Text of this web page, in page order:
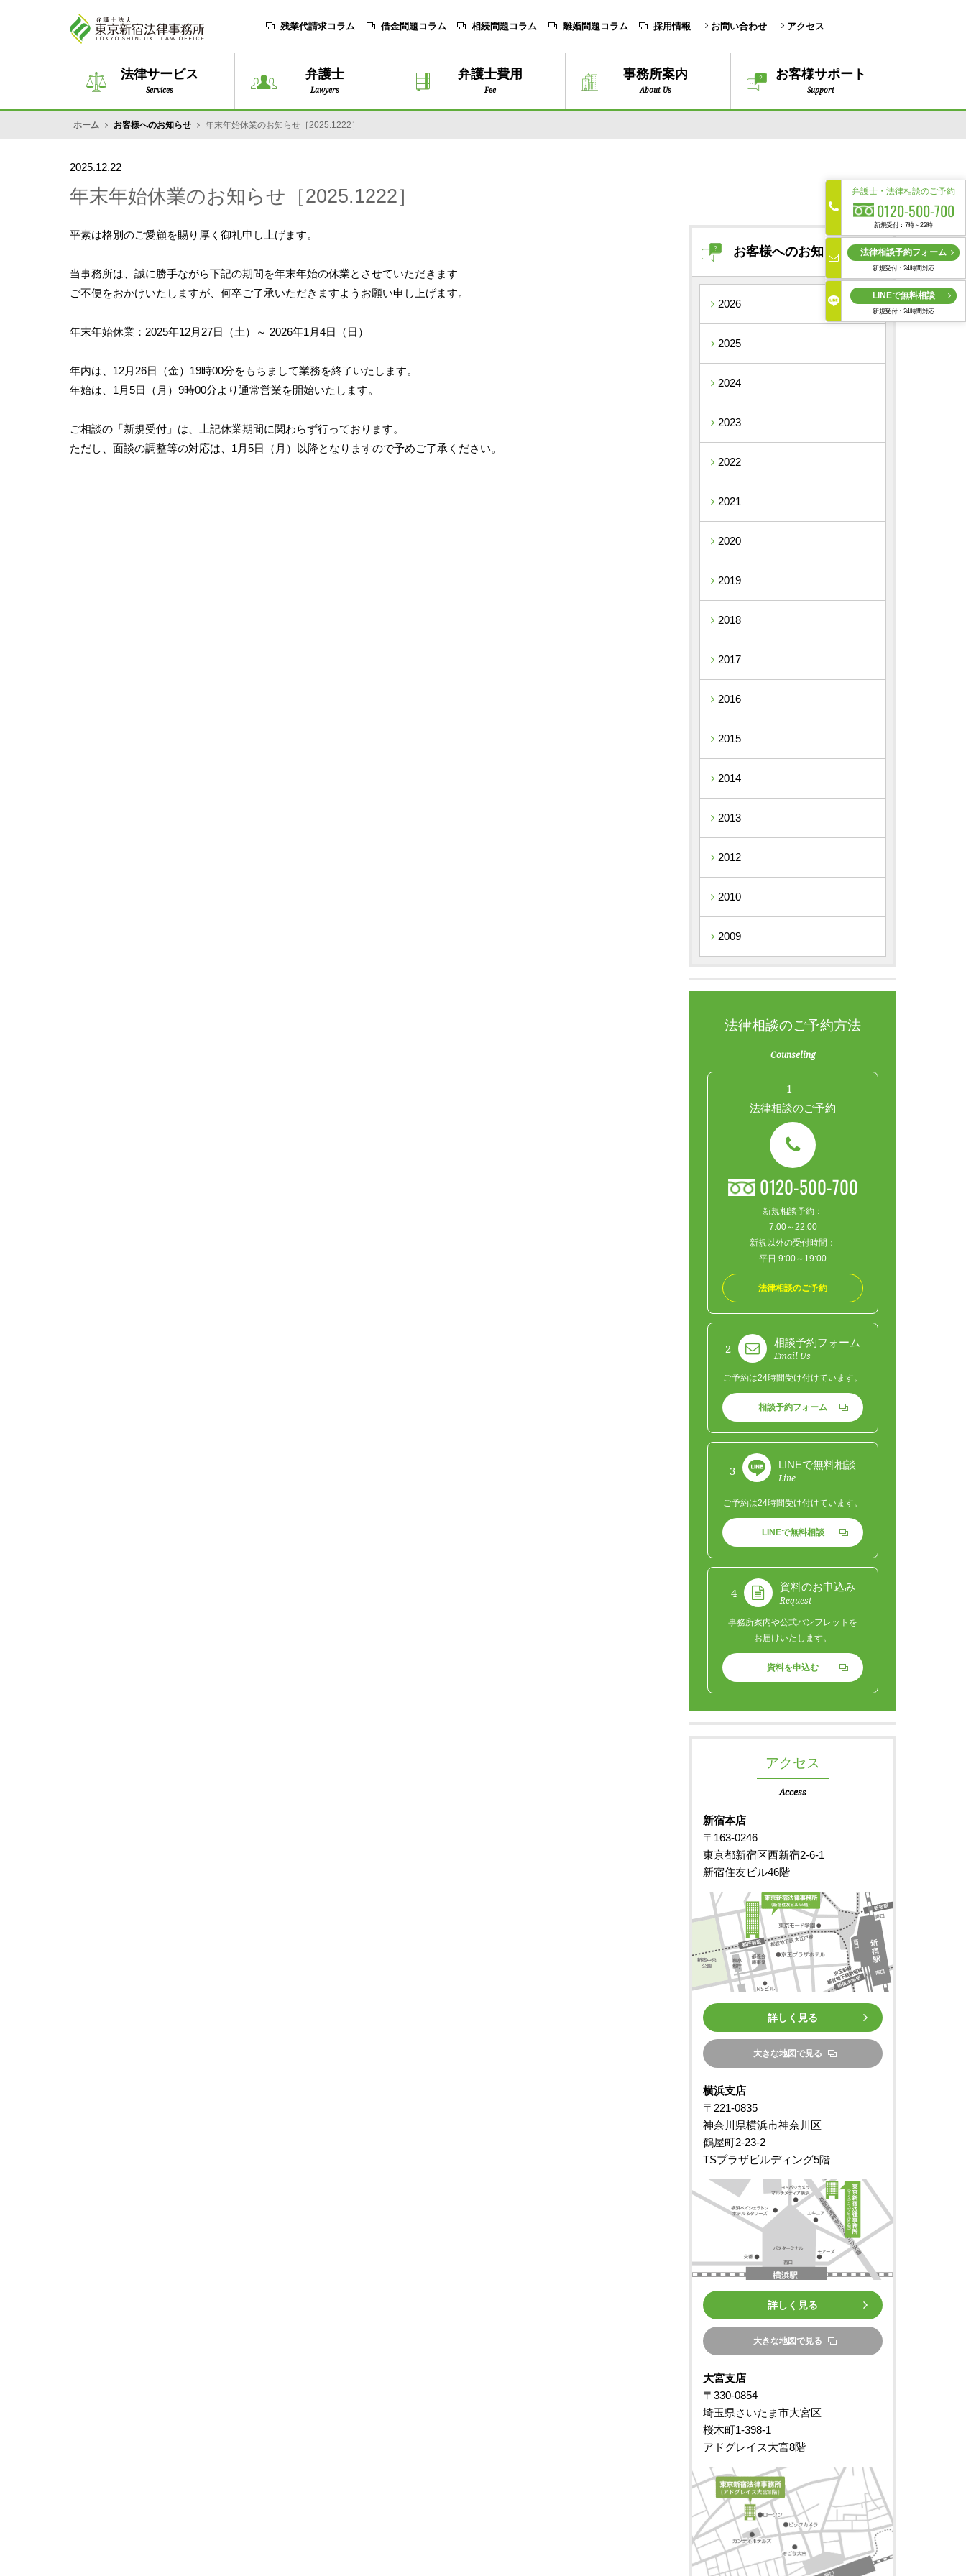
残業代請求コラム 借金問題コラム 相続問題コラム 離婚問題コラム 採用情報 お問い合わせ アクセス
法律サービス
Services
弁護士
Lawyers
弁護士費用
Fee
事務所案内
About Us
お客様サポート
Support
ホーム お客様へのお知らせ 年末年始休業のお知らせ［2025.1222］
2025.12.22
年末年始休業のお知らせ［2025.1222］
平素は格別のご愛顧を賜り厚く御礼申し上げます。
当事務所は、誠に勝手ながら下記の期間を年末年始の休業とさせていただきます
ご不便をおかけいたしますが、何卒ご了承いただきますようお願い申し上げます。
年末年始休業：2025年12月27日（土）～ 2026年1月4日（日）
年内は、12月26日（金）19時00分をもちまして業務を終了いたします。
年始は、1月5日（月）9時00分より通常営業を開始いたします。
ご相談の「新規受付」は、上記休業期間に関わらず行っております。
ただし、面談の調整等の対応は、1月5日（月）以降となりますので予めご了承ください。
お客様へのお知らせ
2026
2025
2024
2023
2022
2021
2020
2019
2018
2017
2016
2015
2014
2013
2012
2010
2009
法律相談のご予約方法
Counseling
1
法律相談のご予約
0120-500-700
新規相談予約：
7:00～22:00
新規以外の受付時間：
平日 9:00～19:00
法律相談のご予約
2
相談予約フォーム
Email Us
ご予約は24時間受け付けています。
相談予約フォーム
3
LINEで無料相談
Line
ご予約は24時間受け付けています。
LINEで無料相談
4
資料のお申込み
Request
事務所案内や公式パンフレットを
お届けいたします。
資料を申込む
アクセス
Access
新宿本店
〒163-0246
東京都新宿区西新宿2-6-1
新宿住友ビル46階
詳しく見る
大きな地図で見る
横浜支店
〒221-0835
神奈川県横浜市神奈川区
鶴屋町2-23-2
TSプラザビルディング5階
詳しく見る
大きな地図で見る
大宮支店
〒330-0854
埼玉県さいたま市大宮区
桜木町1-398-1
アドグレイス大宮8階
弁護士・法律相談のご予約
0120-500-700
新規受付：7時～22時
法律相談予約フォーム
新規受付：24時間対応
LINEで無料相談
新規受付：24時間対応